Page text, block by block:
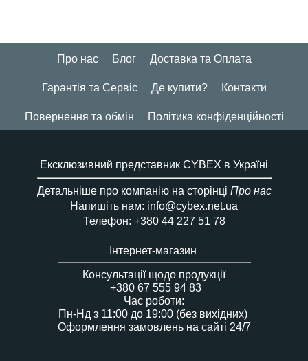
Про нас Блог Доставка та Оплата
Гарантія та Сервіс Де купити? Контакти
Повернення та обмін Політика конфіденційності
Ексклюзивний представник CYBEX в Україні
Детальніше про компанію на сторінці Про нас
Напишіть нам: info@cybex.net.ua
Телефон: +380 44 227 51 78
Інтернет-магазин
Консультації щодо продукції
+380 67 555 94 83
Час роботи:
Пн-Нд з 11:00 до 19:00 (без вихідних)
Оформлення замовлень на сайті 24/7